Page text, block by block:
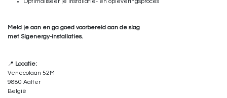
Optimaliseer je installatie- en opleveringsproces
Meld je aan en ga goed voorbereid aan de slag
met Sigenergy-installaties.
📍 Locatie:
Venecolaan 52M
9880 Aalter
België